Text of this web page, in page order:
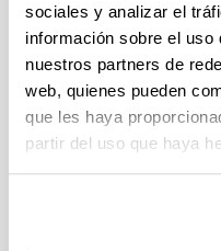
sociales y analizar el
información sobre el uso
nuestros partners de
web, quienes pueden
que les haya
partir del uso que haya
académicos en la
• En el caso de
de rigor a la
u otras autoras
la elaboración
actuaciones